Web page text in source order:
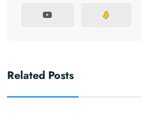
Related Posts